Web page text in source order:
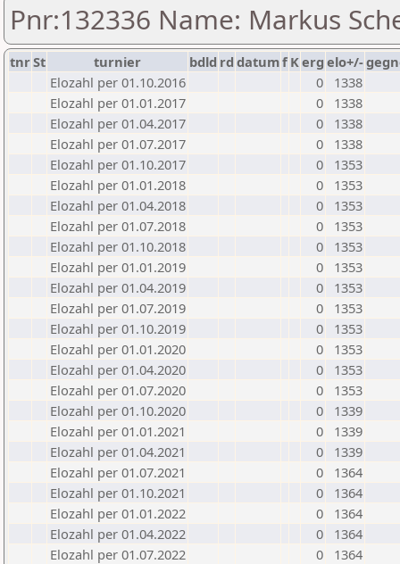
Pnr:132336 Name: Markus
tnrSt turnier bdld rd datumf Kerg elo+/-
Elozahl per 01.10.2016
0
1338
Elozahl per 01.01.2017
0
1338
Elozahl per 01.04.2017
0
1338
Elozahl per 01.07.2017
0
1338
Elozahl per 01.10.2017
0
1353
Elozahl per 01.01.2018
0
1353
Elozahl per 01.04.2018
0
1353
Elozahl per 01.07.2018
0
1353
Elozahl per 01.10.2018
0
1353
Elozahl per 01.01.2019
0
1353
Elozahl per 01.04.2019
0
1353
Elozahl per 01.07.2019
0
1353
Elozahl per 01.10.2019
0
1353
Elozahl per 01.01.2020
0
1353
Elozahl per 01.04.2020
0
1353
Elozahl per 01.07.2020
0
1353
Elozahl per 01.10.2020
0
1339
Elozahl per 01.01.2021
0
1339
Elozahl per 01.04.2021
0
1339
Elozahl per 01.07.2021
0
1364
Elozahl per 01.10.2021
0
1364
Elozahl per 01.01.2022
0
1364
Elozahl per 01.04.2022
0
1364
Elozahl per 01.07.2022
0
1364